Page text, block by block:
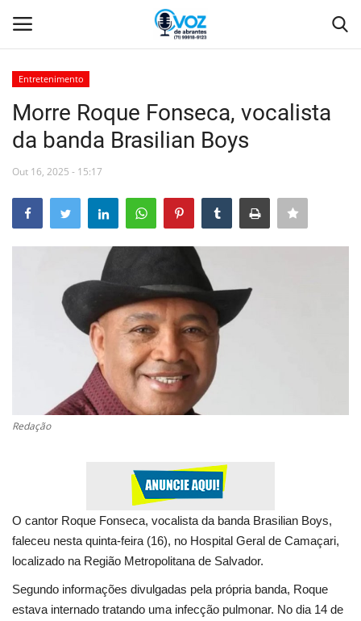
Home
Camaçari
Comércio Abrantes
Esportes
Educação
Entretenimento
Segurança
Entretenimento
Morre Roque Fonseca, vocalista
da banda Brasilian Boys
Out 16, 2025 - 15:17
Redação
O cantor Roque Fonseca, vocalista da banda Brasilian Boys,
faleceu nesta quinta-feira (16), no Hospital Geral de Camaçari,
localizado na Região Metropolitana de Salvador.
Segundo informações divulgadas pela própria banda, Roque
estava internado tratando uma infecção pulmonar. No dia 14 de